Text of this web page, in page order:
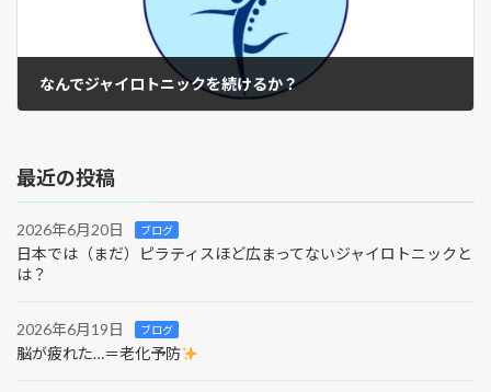
なんでジャイロトニックを続けるか？
最近の投稿
2026年6月20日 ブログ
日本では（まだ）ピラティスほど広まってないジャイロトニックと
は？
2026年6月19日 ブログ
脳が疲れた…＝老化予防